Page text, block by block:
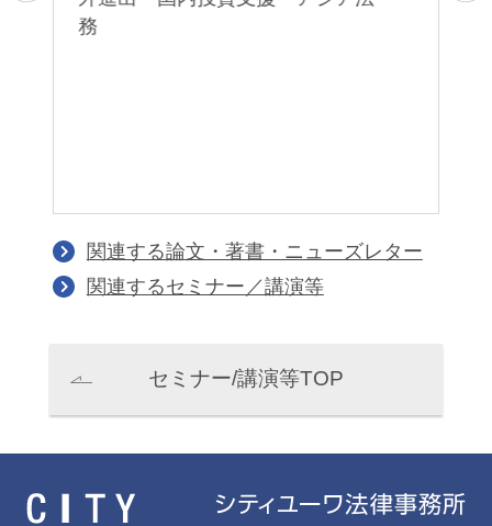
務
関連する論文・著書・ニューズレター
関連するセミナー／講演等
セミナー/講演等TOP